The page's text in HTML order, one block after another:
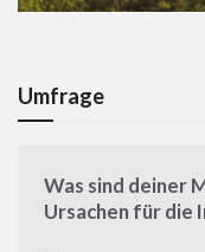
Umfrage
Was sind deiner
Ursachen für die